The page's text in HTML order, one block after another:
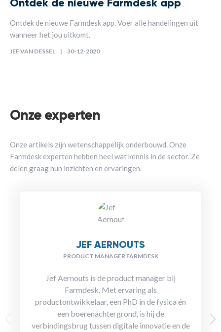
Ontdek de nieuwe Farmdesk app
Ontdek de nieuwe Farmdesk app. Voer alle handelingen uit
wanneer het jou uitkomt.
JEF VAN DESSEL 30-12-2020
Onze experten
Onze artikels zijn wetenschappelijk onderbouwd. Onze
Farmdesk experten hebben heel wat kennis in de sector. Ze
delen graag hun inzichten en ervaringen.
JEF AERNOUTS
PRODUCT MANAGER FARMDESK
Jef Aernouts is de product manager bij
Farmdesk. Met ervaring als
productontwikkelaar, een PhD in de fysica én
een boerenachtergrond, is hij de
verbindingsbrug tussen digitale innovatie en de